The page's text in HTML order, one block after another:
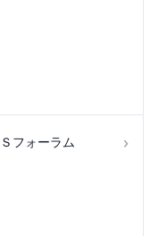
フォーラム ›